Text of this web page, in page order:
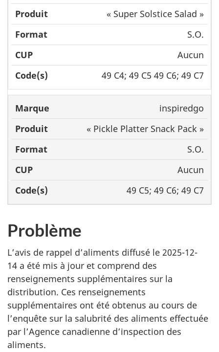
« Super Solstice Salad »
S.O.
Aucun
49 C4; 49 C5 49 C6; 49 C7
inspiredgo
« Pickle Platter Snack Pack »
S.O.
Aucun
49 C5; 49 C6; 49 C7
Problème
L’avis de rappel d’aliments diffusé le 2025-12-
14 a été mis à jour et comprend des
renseignements supplémentaires sur la
distribution. Ces renseignements
supplémentaires ont été obtenus au cours de
l’enquête sur la salubrité des aliments effectuée
par l’Agence canadienne d’inspection des
aliments.